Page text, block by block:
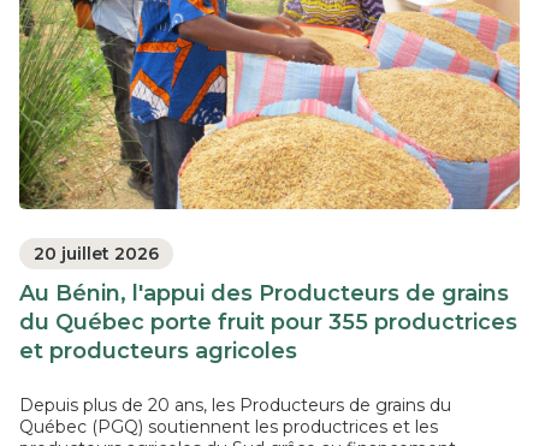
20 juillet 2026
Au Bénin, l'appui des Producteurs de grains
du Québec porte fruit pour 355 productrices
et producteurs agricoles
Depuis plus de 20 ans, les Producteurs de grains du
Québec (PGQ) soutiennent les productrices et les